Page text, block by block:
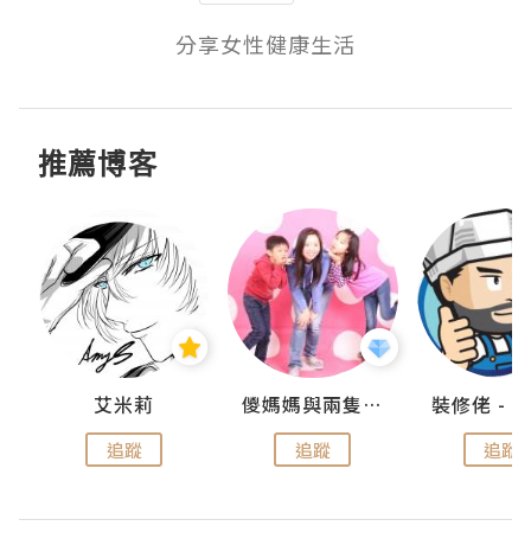
分享女性健康生活
推薦博客
艾米莉
追蹤
儍媽媽與兩隻小魔怪之家
追蹤 追蹤